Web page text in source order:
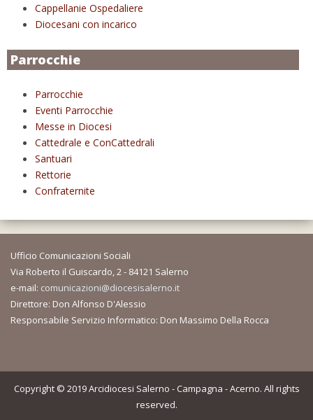
Cappellanie Ospedaliere
Diocesani con incarico
Parrocchie
Parrocchie
Eventi Parrocchie
Messe in Diocesi
Cattedrale e ConCattedrali
Santuari
Rettorie
Confraternite
Ufficio Comunicazioni Sociali
Via Roberto il Guiscardo, 2 - 84121 Salerno
e-mail: comunicazioni@diocesisalerno.it
Direttore: Don Alfonso D'Alessio
Responsabile Servizio Informatico: Don Massimo Della Rocca
Copyright © 2019 Arcidiocesi Salerno - Campagna - Acerno. All rights
reserved.